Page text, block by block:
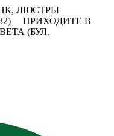
ЛЮСТРЫ
ПРИХОДИТЕ В
(БУЛ.